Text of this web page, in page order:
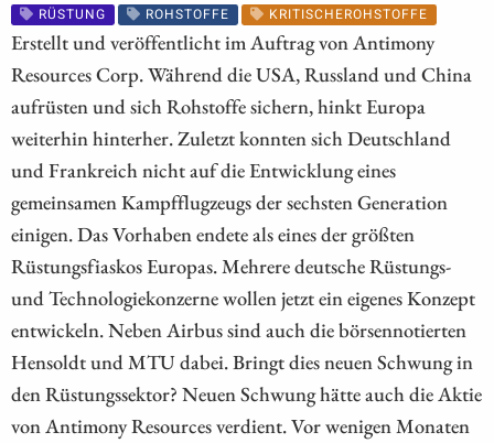
RÜSTUNG ROHSTOFFE KRITISCHEROHSTOFFE
Erstellt und veröffentlicht im Auftrag von Antimony
Resources Corp. Während die USA, Russland und China
aufrüsten und sich Rohstoffe sichern, hinkt Europa
weiterhin hinterher. Zuletzt konnten sich Deutschland
und Frankreich nicht auf die Entwicklung eines
gemeinsamen Kampfflugzeugs der sechsten Generation
einigen. Das Vorhaben endete als eines der größten
Rüstungsfiaskos Europas. Mehrere deutsche Rüstungs-
und Technologiekonzerne wollen jetzt ein eigenes Konzept
entwickeln. Neben Airbus sind auch die börsennotierten
Hensoldt und MTU dabei. Bringt dies neuen Schwung in
den Rüstungssektor? Neuen Schwung hätte auch die Aktie
von Antimony Resources verdient. Vor wenigen Monaten